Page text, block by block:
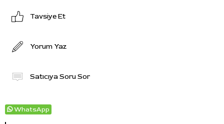
Tavsiye Et
Yorum Yaz
Satıcıya Soru Sor
WhatsApp